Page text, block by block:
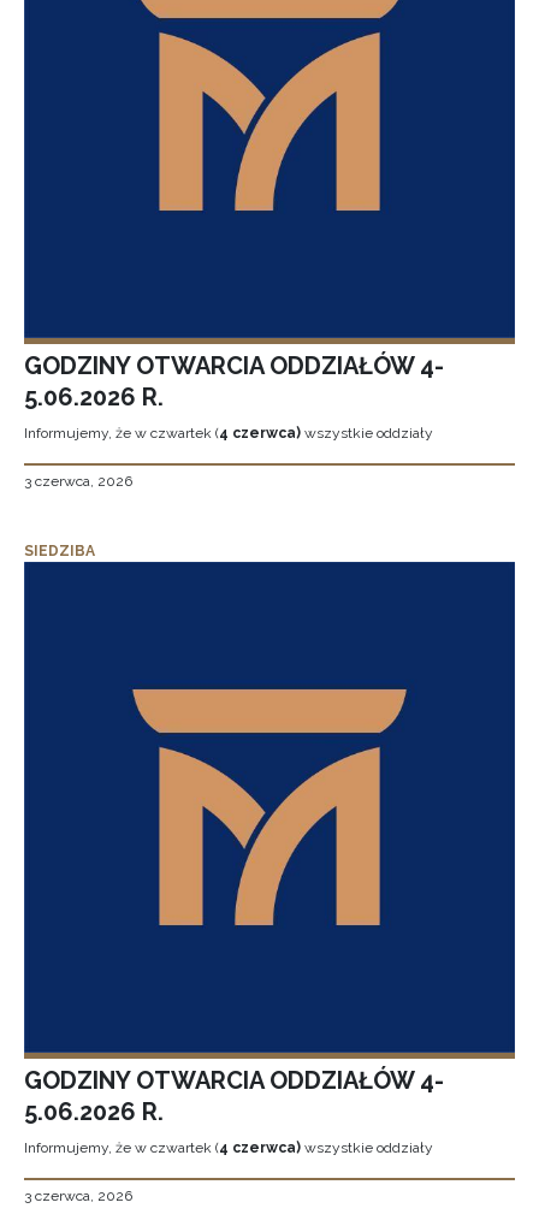
GODZINY OTWARCIA ODDZIAŁÓW 4-
5.06.2026 R.
Informujemy, że w czwartek (4 czerwca) wszystkie oddziały
3 czerwca, 2026
SIEDZIBA
GODZINY OTWARCIA ODDZIAŁÓW 4-
5.06.2026 R.
Informujemy, że w czwartek (4 czerwca) wszystkie oddziały
3 czerwca, 2026